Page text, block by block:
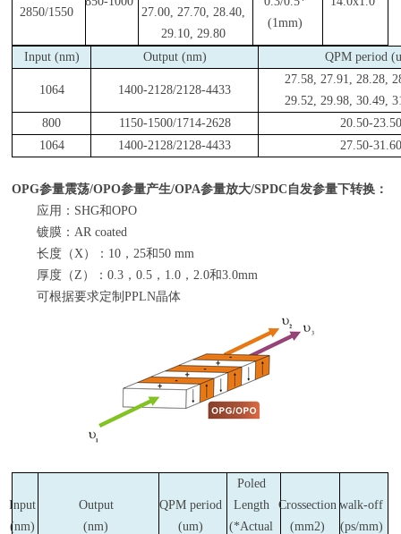
2850/1550
27.00, 27.70, 28.40,
29.10, 29.80
(1mm)
Input (nm) Output (nm) QPM period
1064 1400-2128/2128-4433
27.58, 27.91, 28.28,
29.52, 29.98, 30.49,
800
1150-1500/1714-2628
20.50-23.50
1064
1400-2128/2128-4433 27.50-31.60
OPG参量震荡/OPO参量产生/OPA参量放大/SPDC 自发参量下转换：
应用： SHG和OPO
镀膜：AR coated
长度（X）： 10 ，25和50 mm
厚度（Z ）：0.3 ，0.5 ， 1.0 ，2.0和3.0mm
可根据要求定制PPLN晶体
Input
(nm)
Output
(nm)
QPM period
(um)
Poled
Length
(*Actual
Crossection
(mm2)
walk-off
(ps/mm)